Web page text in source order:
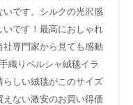
です。シルクの光沢感
です！最高におしゃれ
専門家から見ても感動
織りペルシャ絨毯イラ
しい絨毯がこのサイズ
ない激安のお買い得価